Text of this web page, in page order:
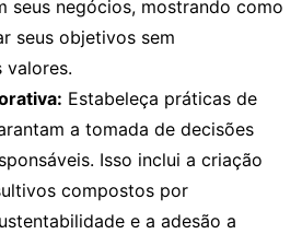
seus negócios, mostrando como
seus objetivos sem
valores.
Estabeleça práticas de
a tomada de decisões
Isso inclui a criação
compostos por
e a adesão a